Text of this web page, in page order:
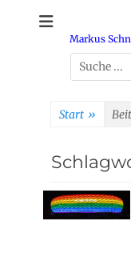
Markus
Suchen
nach:
Start »